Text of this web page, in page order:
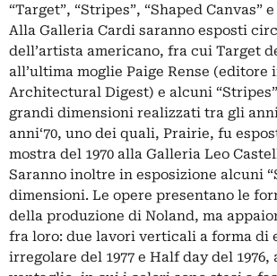
“Target”, “Stripes”, “Shaped Canvas” e
Alla Galleria Cardi saranno esposti
dell’artista americano, fra cui Target
all’ultima moglie Paige Rense (editore
Architectural Digest) e alcuni
grandi dimensioni realizzati tra gli anni
anni‘70, uno dei quali, Prairie, fu
mostra del 1970 alla Galleria Leo
Saranno inoltre in esposizione alcuni
dimensioni. Le opere presentano le
della produzione di Noland, ma
fra loro: due lavori verticali a forma di
irregolare del 1977 e Half day del 1976,